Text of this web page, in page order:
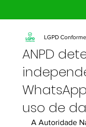
ANPD
uso de
LGPD Conforme
A Autoridade